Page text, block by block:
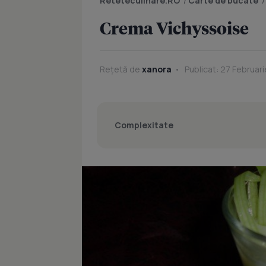
Crema Vichyssoise
Rețetă de xanora Publicat: 27
Complexitate